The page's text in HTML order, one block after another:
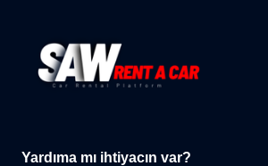
Yardıma mı ihtiyacın var?